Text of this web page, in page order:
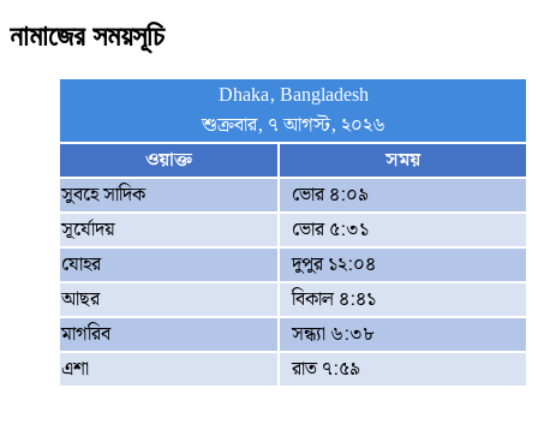
নামাজের সময়সূচি
Dhaka, Bangladesh
শুক্রবার, ৭ আগস্ট, ২০২৬
ওয়াক্ত
সময়
সুবহে সাদিক
ভোর ৪:০৯
সূর্যোদয়
ভোর ৫:৩১
যোহর
দুপুর ১২:০৪
আছর
বিকাল ৪:৪১
মাগরিব
সন্ধ্যা ৬:৩৮
এশা
রাত ৭:৫৯